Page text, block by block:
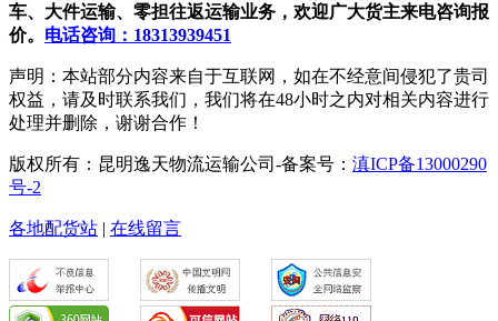
车、大件运输、零担往返运输业务，欢迎广大货主来电咨询报
价。 电话咨询：18313939451
声明：本站部分内容来自于互联网，如在不经意间侵犯了贵司
权益，请及时联系我们，我们将在48小时之内对相关内容进行
处理并删除，谢谢合作！
版权所有：昆明逸天物流运输公司-备案号： 滇ICP备13000290
号-2
各地配货站 | 在线留言